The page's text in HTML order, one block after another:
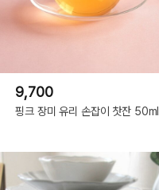
9,700
핑크 장미 유리 손잡이 찻잔 50ml